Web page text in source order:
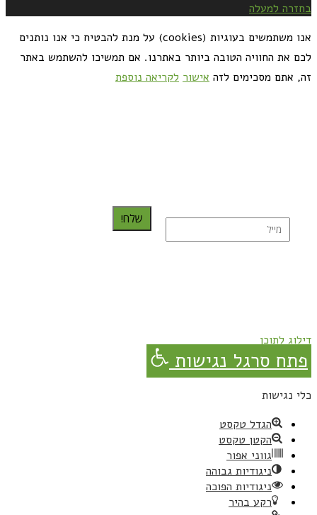
בחזרה למעלה
אנו משתמשים בעוגיות (cookies) על מנת להבטיח כי אנו נותנים
לכם את החוויה הטובה ביותר באתרנו. אם תמשיכו להשתמש באתר
זה, אתם מסכימים לזה אישור לקריאה נוספת
שלח!
דילוג לתוכן
פתח סרגל נגישות
כלי נגישות
הגדל טקסט
הקטן טקסט
גווני אפור
ניגודיות גבוהה
ניגודיות הפוכה
רקע בהיר